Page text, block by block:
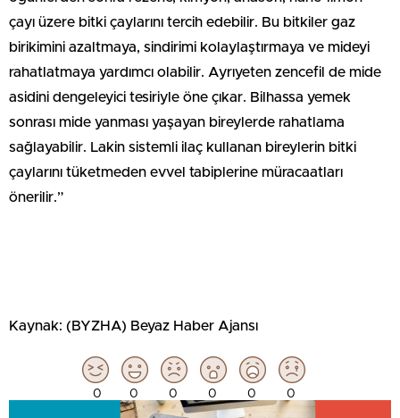
çayı üzere bitki çaylarını tercih edebilir. Bu bitkiler gaz
birikimini azaltmaya, sindirimi kolaylaştırmaya ve mideyi
rahatlatmaya yardımcı olabilir. Ayrıyeten zencefil de mide
asidini dengeleyici tesiriyle öne çıkar. Bilhassa yemek
sonrası mide yanması yaşayan bireylerde rahatlama
sağlayabilir. Lakin sistemli ilaç kullanan bireylerin bitki
çaylarını tüketmeden evvel tabiplerine müracaatları
önerilir.”
Kaynak: (BYZHA) Beyaz Haber Ajansı
0 0 0 0 0 0